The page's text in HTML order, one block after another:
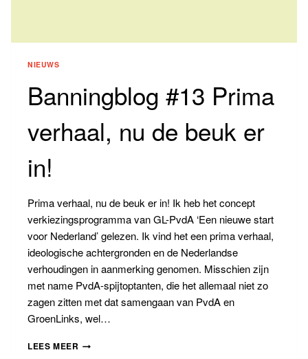
NIEUWS
Banningblog #13 Prima
verhaal, nu de beuk er
in!
Prima verhaal, nu de beuk er in! Ik heb het concept
verkiezingsprogramma van GL-PvdA ‘Een nieuwe start
voor Nederland’ gelezen. Ik vind het een prima verhaal,
ideologische achtergronden en de Nederlandse
verhoudingen in aanmerking genomen. Misschien zijn
met name PvdA-spijtoptanten, die het allemaal niet zo
zagen zitten met dat samengaan van PvdA en
GroenLinks, wel…
LEES MEER BANNINGBLOG